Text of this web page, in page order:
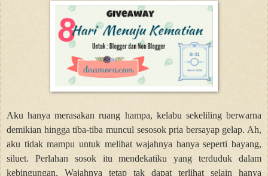
Aku hanya merasakan ruang hampa, kelabu sekeliling berwarna
demikian hingga tiba-tiba muncul sesosok pria bersayap gelap. Ah,
aku tidak mampu untuk melihat wajahnya hanya seperti bayang,
siluet. Perlahan sosok itu mendekatiku yang terduduk dalam
kebingungan. Wajahnya tetap tak dapat terlihat selain hanya